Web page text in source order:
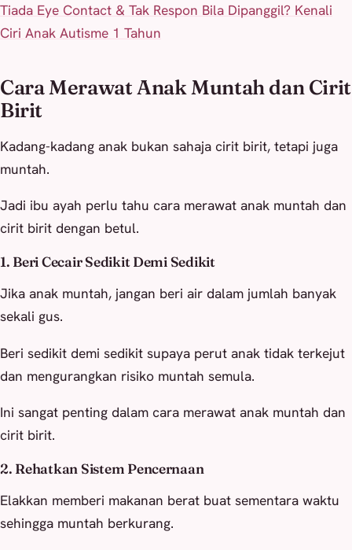
Tiada Eye Contact & Tak Respon Bila Dipanggil? Kenali
Ciri Anak Autisme 1 Tahun
Cara Merawat Anak Muntah dan Cirit
Birit
Kadang-kadang anak bukan sahaja cirit birit, tetapi juga
muntah.
Jadi ibu ayah perlu tahu cara merawat anak muntah dan
cirit birit dengan betul.
1. Beri Cecair Sedikit Demi Sedikit
Jika anak muntah, jangan beri air dalam jumlah banyak
sekali gus.
Beri sedikit demi sedikit supaya perut anak tidak terkejut
dan mengurangkan risiko muntah semula.
Ini sangat penting dalam cara merawat anak muntah dan
cirit birit.
2. Rehatkan Sistem Pencernaan
Elakkan memberi makanan berat buat sementara waktu
sehingga muntah berkurang.